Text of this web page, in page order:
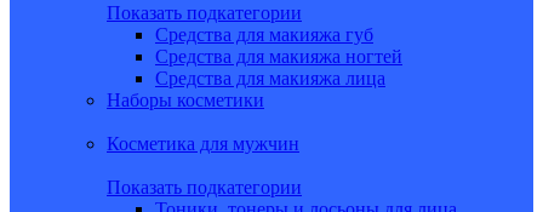
Показать подкатегории
Средства для макияжа губ
Средства для макияжа ногтей
Средства для макияжа лица
Наборы косметики
Косметика для мужчин
Показать подкатегории